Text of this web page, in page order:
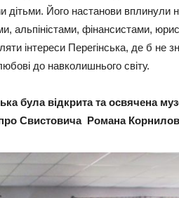
дітьми. Його настанови вплинули
альпіністами, фінансистами,
інтереси Перегінська, де б не
до навколишнього світу.
була відкрита та освячена
Свистовича Романа